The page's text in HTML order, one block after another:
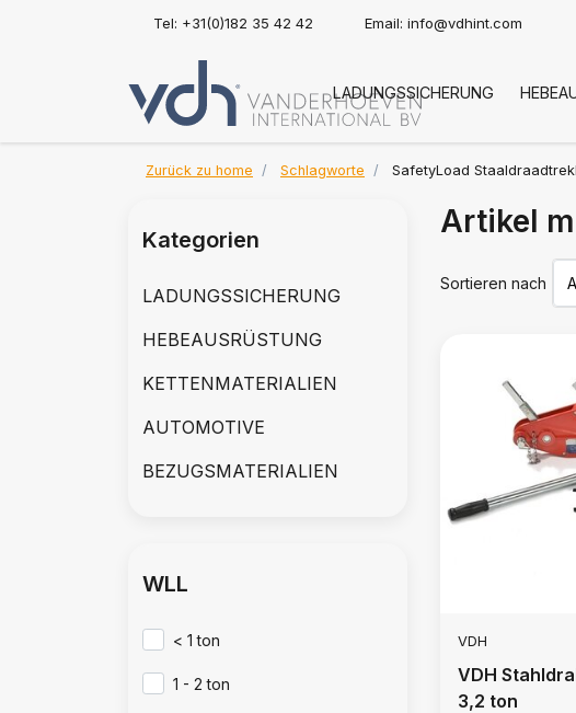
Tel: +31(0)182 35 42 42 Email: info@vdhint.com
LADUNGSSICHERUNG
Zurück zu home Schlagworte SafetyLoad
Artikel
Sortieren nach
VDH
VDH
3,2 ton
Kategorien
LADUNGSSICHERUNG
HEBEAUSRÜSTUNG
KETTENMATERIALIEN
AUTOMOTIVE
BEZUGSMATERIALIEN
WLL
< 1 ton
1 - 2 ton